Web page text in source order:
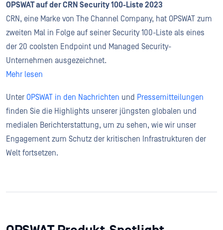
OPSWAT auf der CRN Security 100-Liste 2023
CRN, eine Marke von The Channel Company, hat OPSWAT zum
zweiten Mal in Folge auf seiner Security 100-Liste als eines
der 20 coolsten Endpoint und Managed Security-
Unternehmen ausgezeichnet.
Mehr lesen
Unter OPSWAT in den Nachrichten und Pressemitteilungen
finden Sie die Highlights unserer jüngsten globalen und
medialen Berichterstattung, um zu sehen, wie wir unser
Engagement zum Schutz der kritischen Infrastrukturen der
Welt fortsetzen.